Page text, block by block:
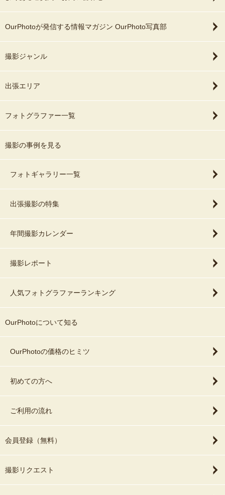
OurPhotoが発信する情報マガジン OurPhoto写真部
撮影ジャンル
出張エリア
フォトグラファー一覧
撮影の事例を見る
フォトギャラリー一覧
出張撮影の特集
年間撮影カレンダー
撮影レポート
人気フォトグラファーランキング
OurPhotoについて知る
OurPhotoの価格のヒミツ
初めての方へ
ご利用の流れ
会員登録（無料）
撮影リクエスト